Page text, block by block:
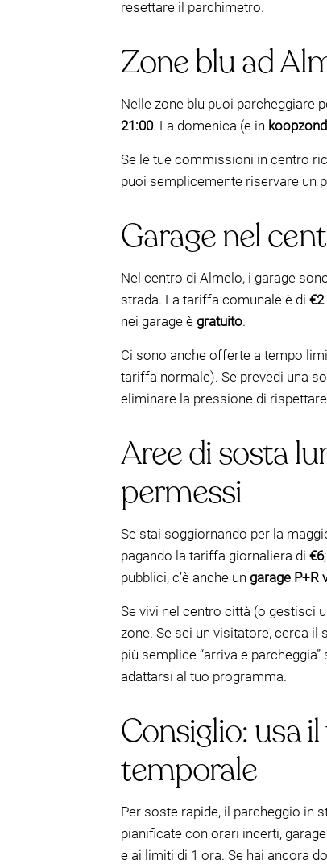
resettare il parchimetro.
Zone blu ad
Nelle zone blu puoi parcheggiare
21:00. La domenica (e in
Se le tue commissioni in centro
puoi semplicemente riservare un
Garage nel
Nel centro di Almelo, i garage
strada. La tariffa comunale è di €2
nei garage è gratuito.
Ci sono anche offerte a tempo
tariffa normale). Se prevedi una
eliminare la pressione di
Aree di sosta
permessi
Se stai soggiornando per la
pagando la tariffa giornaliera di €6
pubblici, c’è anche un garage P+R
Se vivi nel centro città (o gestisci
zone. Se sei un visitatore, cerca il
più semplice “arriva e
adattarsi al tuo programma.
Consiglio: usa
temporale
Per soste rapide, il parcheggio in
pianificate con orari incerti,
e ai limiti di 1 ora. Se hai ancora